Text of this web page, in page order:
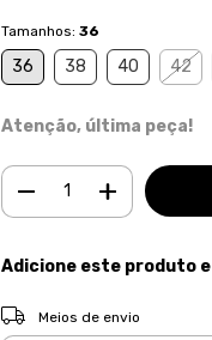
Tamanhos: 36
36 38 40 42
Atenção, última peça!
Adicione este produto e
Entregas para o CEP:
Meios de envio